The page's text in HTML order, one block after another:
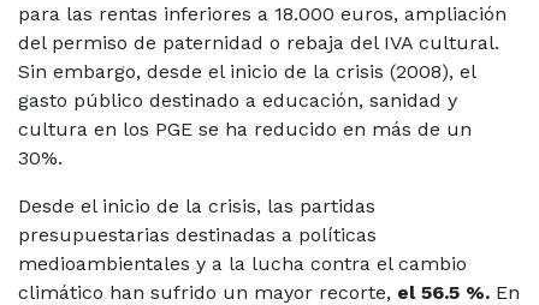
para las rentas inferiores a 18.000 euros, ampliación
del permiso de paternidad o rebaja del IVA cultural.
Sin embargo, desde el inicio de la crisis (2008), el
gasto público destinado a educación, sanidad y
cultura en los PGE se ha reducido en más de un
30%.
Desde el inicio de la crisis, las partidas
presupuestarias destinadas a políticas
medioambientales y a la lucha contra el cambio
climático han sufrido un mayor recorte, el 56.5 %. En